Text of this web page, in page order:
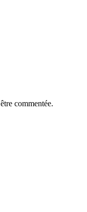
commentée.